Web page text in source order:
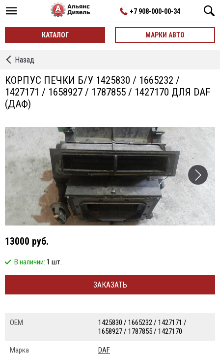
+7 908-000-00-34
КАТАЛОГ МАРКИ АВТО
←Назад
КОРПУС ПЕЧКИ Б/У 1425830 / 1665232 /
1427171 / 1658927 / 1787855 / 1427170 ДЛЯ DAF
(ДАФ)
13000 руб.
В наличии: 1 шт.
ЗАКАЗАТЬ
ОЕМ
1425830 / 1665232 / 1427171 /
1658927 / 1787855 / 1427170
Марка DAF